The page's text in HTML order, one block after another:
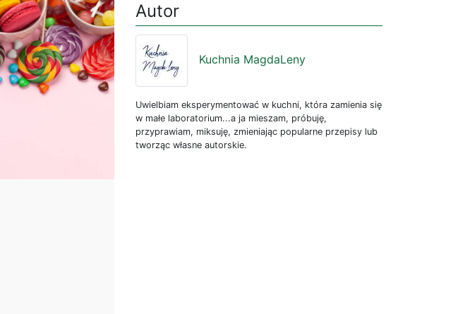
Autor
Kuchnia MagdaLeny
Uwielbiam eksperymentować w kuchni, która zamienia się
w małe laboratorium...a ja mieszam, próbuję,
przyprawiam, miksuję, zmieniając popularne przepisy lub
tworząc własne autorskie.